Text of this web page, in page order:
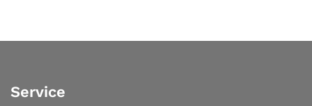
Service